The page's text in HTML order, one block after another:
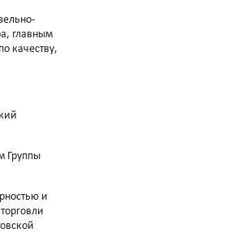
главным
качеству,
Группы
и